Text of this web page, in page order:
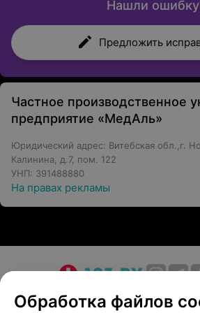
Нашли
Предложить
Частное производственное
предприятие «МедАль»
Юридический адрес: Витебская обл.,г.
Калинина, д.7, пом. 122
УНП: 391488880
На правах рекламы
О проекте Новости проекта
Обработка файлов